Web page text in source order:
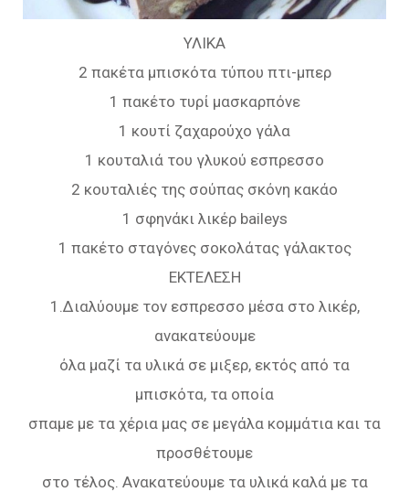
ΥΛΙΚΑ
2 πακέτα μπισκότα τύπου πτι-μπερ
1 πακέτο τυρί μασκαρπόνε
1 κουτί ζαχαρούχο γάλα
1 κουταλιά του γλυκού εσπρεσσο
2 κουταλιές της σούπας σκόνη κακάο
1 σφηνάκι λικέρ baileys
1 πακέτο σταγόνες σοκολάτας γάλακτος
ΕΚΤΕΛΕΣΗ
1.Διαλύουμε τον εσπρεσσο μέσα στο λικέρ,
ανακατεύουμε
όλα μαζί τα υλικά σε μιξερ, εκτός από τα
μπισκότα, τα οποία
σπαμε με τα χέρια μας σε μεγάλα κομμάτια και τα
προσθέτουμε
στο τέλος. Ανακατεύουμε τα υλικά καλά με τα